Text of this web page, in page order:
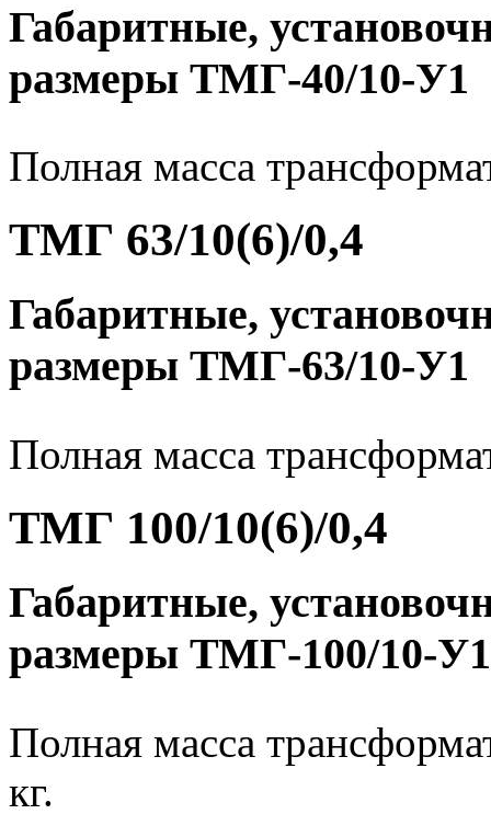
Габаритные,
размеры ТМГ-40/10-У1
Полная масса
ТМГ 63/10(6)/0,4
Габаритные,
размеры ТМГ-63/10-У1
Полная масса
ТМГ 100/10(6)/0,4
Габаритные,
размеры ТМГ-100/10-У1
Полная масса
кг.